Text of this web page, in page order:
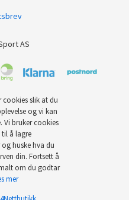
AS
cookies slik at du
og vi kan
Vi bruker cookies
å lagre
huske hva du
din. Fortsett å
om du godtar
mer